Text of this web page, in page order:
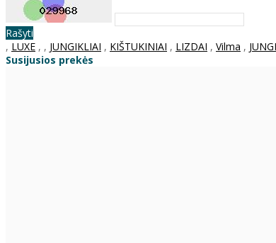
Rašyti
, LUXE , , JUNGIKLIAI , KIŠTUKINIAI , LIZDAI , Vilma ,
Susijusios prekės